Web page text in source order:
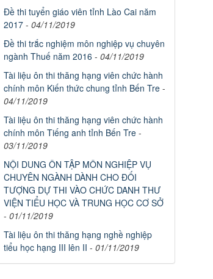
Đề thi tuyển giáo viên tỉnh Lào Cai năm
2017- 04/11/2019
Đề thi trắc nghiệm môn nghiệp vụ chuyên
ngành Thuế năm 2016 - 04/11/2019
Tài liệu ôn thi thăng hạng viên chức hành
chính môn Kiến thức chung tỉnh Bến Tre-
04/11/2019
Tài liệu ôn thi thăng hạng viên chức hành
chính môn Tiếng anh tỉnh Bến Tre-
03/11/2019
NỘI DUNG ÔN TẬP MÔN NGHIỆP VỤ
CHUYÊN NGÀNH DÀNH CHO ĐỐI
TƯỢNG DỰ THI VÀO CHỨC DANH THƯ
VIỆN TIỂU HỌC VÀ TRUNG HỌC CƠ SỞ
- 01/11/2019
Tài liệu ôn thi thăng hạng nghề nghiệp
tiểu học hạng III lên II - 01/11/2019